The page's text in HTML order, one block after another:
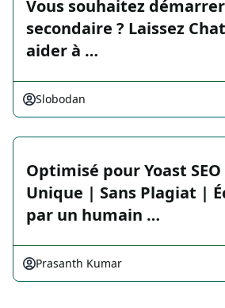
Vous souhaitez
secondaire ? Laissez
aider à …
Slobodan
Optimisé pour Yoast
Unique | Sans Plagiat |
par un humain …
Prasanth Kumar